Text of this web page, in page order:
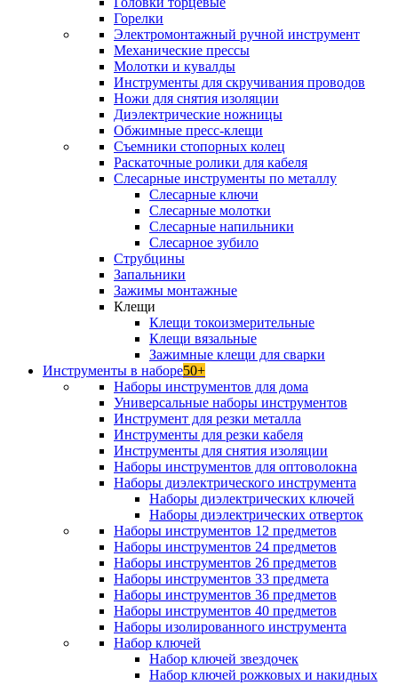
Горелки
Электромонтажный ручной инструмент
Механические прессы
Молотки и кувалды
Инструменты для скручивания проводов
Ножи для снятия изоляции
Диэлектрические ножницы
Обжимные пресс-клещи
Съемники стопорных колец
Раскаточные ролики для кабеля
Слесарные инструменты по металлу
Слесарные ключи
Слесарные молотки
Слесарные напильники
Слесарное зубило
Струбцины
Запальники
Зажимы монтажные
Клещи
Клещи токоизмерительные
Клещи вязальные
Зажимные клещи для сварки
Инструменты в наборе50+
Наборы инструментов для дома
Универсальные наборы инструментов
Инструмент для резки металла
Инструменты для резки кабеля
Инструменты для снятия изоляции
Наборы инструментов для оптоволокна
Наборы диэлектрического инструмента
Наборы диэлектрических ключей
Наборы диэлектрических отверток
Наборы инструментов 12 предметов
Наборы инструментов 24 предметов
Наборы инструментов 26 предметов
Наборы инструментов 33 предмета
Наборы инструментов 36 предметов
Наборы инструментов 40 предметов
Наборы изолированного инструмента
Набор ключей
Набор ключей звездочек
Набор ключей рожковых и накидных